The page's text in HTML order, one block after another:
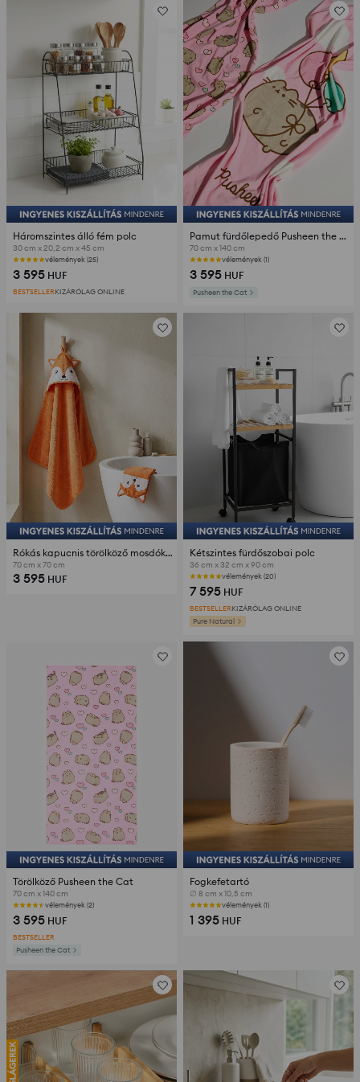
Háromszintes álló fém polc
30 cm x 20,2 cm x 45 cm
vélemények (25)
3 595 HUF
BESTSELLERKIZÁRÓLAG ONLINE
Pamut fürdőlepedő Pusheen the Cat
70 cm x 140 cm
vélemények (1)
3 595 HUF
Pusheen the Cat
Rókás kapucnis törölköző mosdókendővel
70 cm x 70 cm
3 595 HUF
Kétszintes fürdőszobai polc
36 cm x 32 cm x 90 cm
vélemények (20)
7 595 HUF
BESTSELLERKIZÁRÓLAG ONLINE
Pure Natural
Törölköző Pusheen the Cat
70 cm x 140 cm
vélemények (2)
3 595 HUF
BESTSELLER
Pusheen the Cat
Fogkefetartó
∅ 8 cm x 10,5 cm
vélemények (1)
1 395 HUF